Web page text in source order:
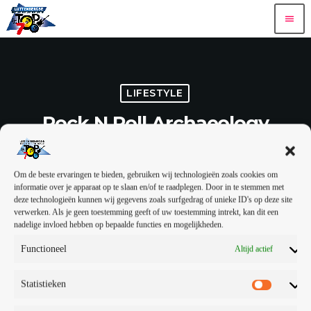
Om de beste ervaringen te bieden, gebruiken wij technologieën zoals cookies om
informatie over je apparaat op te slaan en/of te raadplegen. Door in te stemmen met
deze technologieën kunnen wij gegevens zoals surfgedrag of unieke ID's op deze site
verwerken. Als je geen toestemming geeft of uw toestemming intrekt, kan dit een
nadelige invloed hebben op bepaalde functies en mogelijkheden.
Functioneel Altijd actief
Statistieken
menu
LIFESTYLE
Rock N Roll Archaeology
mic ROBOT HEART
share
1
email
This Radio Station Wordpress Theme allows you to createamazing
the tracklist or specific cue points with the chapters of the podcast.